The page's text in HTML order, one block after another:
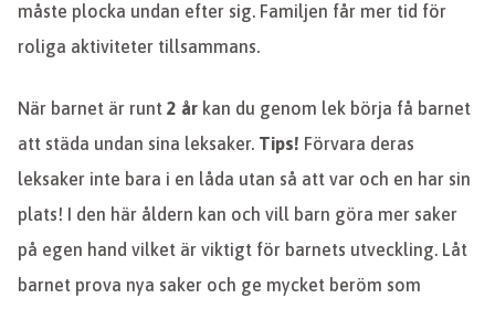
måste plocka undan efter sig. Familjen får mer tid för
roliga aktiviteter tillsammans.
När barnet är runt 2 år kan du genom lek börja få barnet
att städa undan sina leksaker. Tips! Förvara deras
leksaker inte bara i en låda utan så att var och en har sin
plats! I den här åldern kan och vill barn göra mer saker
på egen hand vilket är viktigt för barnets utveckling. Låt
barnet prova nya saker och ge mycket beröm som